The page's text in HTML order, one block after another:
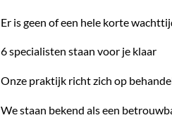
Er is geen of een hele korte
6 specialisten staan voor je klaar
Onze praktijk richt zich op
We staan bekend als een